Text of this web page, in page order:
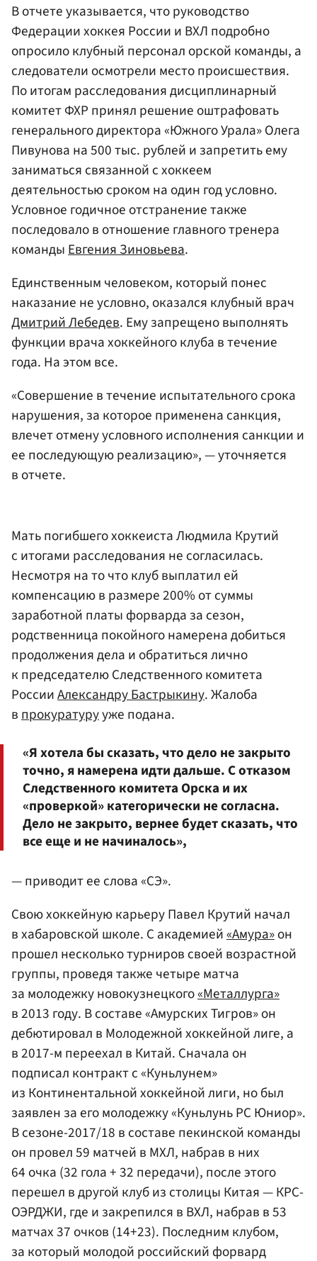
В отчете указывается, что руководство
Федерации хоккея России и ВХЛ подробно
опросило клубный персонал орской команды, а
следователи осмотрели место происшествия.
По итогам расследования дисциплинарный
комитет ФХР принял решение оштрафовать
генерального директора «Южного Урала» Олега
Пивунова на 500 тыс. рублей и запретить ему
заниматься связанной с хоккеем
деятельностью сроком на один год условно.
Условное годичное отстранение также
последовало в отношение главного тренера
командыЕвгения Зиновьева.
Единственным человеком, который понес
наказание не условно, оказался клубный врач
Дмитрий Лебедев. Ему запрещено выполнять
функции врача хоккейного клуба в течение
года. На этом все.
«Совершение в течение испытательного срока
нарушения, за которое применена санкция,
влечет отмену условного исполнения санкции и
ее последующую реализацию», — уточняется
в отчете.
Мать погибшего хоккеиста Людмила Крутий
с итогами расследования не согласилась.
Несмотря на то что клуб выплатил ей
компенсацию в размере 200% от суммы
заработной платы форварда за сезон,
родственница покойного намерена добиться
продолжения дела и обратиться лично
к председателю Следственного комитета
РоссииАлександру Бастрыкину. Жалоба
в прокуратурууже подана.
«Я хотела бы сказать, что дело не закрыто
точно, я намерена идти дальше. С отказом
Следственного комитета Орска и их
«проверкой» категорически не согласна.
Дело не закрыто, вернее будет сказать, что
все еще и не начиналось»,
— приводит ее слова «СЭ».
Свою хоккейную карьеру Павел Крутий начал
в хабаровской школе. С академией«Амура»он
прошел несколько турниров своей возрастной
группы, проведя также четыре матча
за молодежку новокузнецкого«Металлурга»
в 2013 году. В составе «Амурских Тигров» он
дебютировал в Молодежной хоккейной лиге, а
в 2017-м переехал в Китай. Сначала он
подписал контракт с «Куньлунем»
из Континентальной хоккейной лиги, но был
заявлен за его молодежку «Куньлунь РС Юниор».
В сезоне-2017/18 в составе пекинской команды
он провел 59 матчей в МХЛ, набрав в них
64 очка (32 гола + 32 передачи), после этого
перешел в другой клуб из столицы Китая — КРС-
ОЭРДЖИ, где и закрепился в ВХЛ, набрав в 53
матчах 37 очков (14+23). Последним клубом,
за который молодой российский форвард